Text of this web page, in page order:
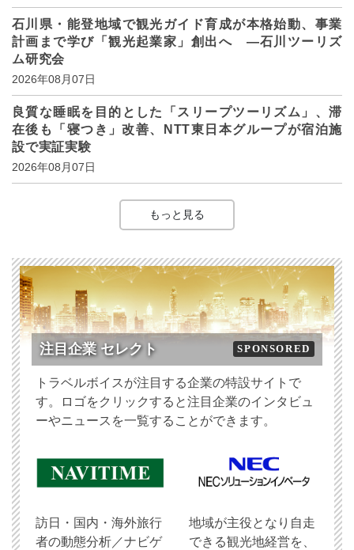
石川県・能登地域で観光ガイド育成が本格始動、事業
計画まで学び「観光起業家」創出へ ―石川ツーリズ
ム研究会
2026年08月07日
良質な睡眠を目的とした「スリープツーリズム」、滞
在後も「寝つき」改善、NTT東日本グループが宿泊施
設で実証実験
2026年08月07日
もっと見る
注目企業 セレクト SPONSORED
トラベルボイスが注目する企業の特設サイトで
す。ロゴをクリックすると注目企業のインタビュ
ーやニュースを一覧することができます。
訪日・国内・海外旅行
者の動態分析／ナビゲ
地域が主役となり自走
できる観光地経営を、